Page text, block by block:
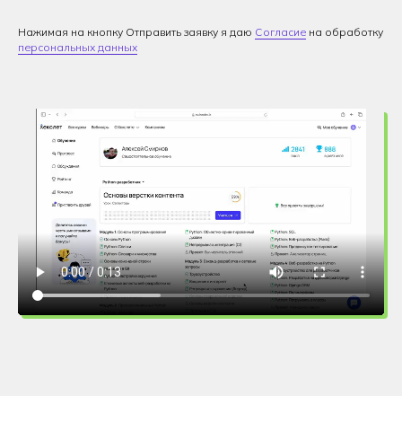
Нажимая на кнопку Отправить заявку я даю Согласие на обработку
персональных данных